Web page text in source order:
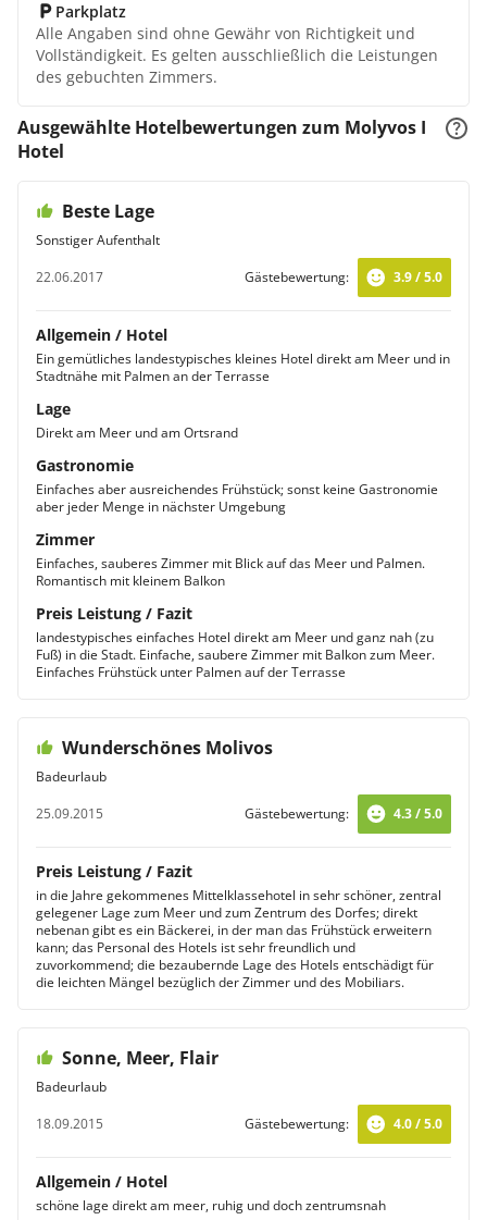
Parkplatz
Alle Angaben sind ohne Gewähr von Richtigkeit und
Vollständigkeit. Es gelten ausschließlich die Leistungen
des gebuchten Zimmers.
Ausgewählte Hotelbewertungen zum Molyvos I
Hotel
Beste Lage
Sonstiger Aufenthalt
22.06.2017
Gästebewertung: 3.9 / 5.0
Allgemein / Hotel
Ein gemütliches landestypisches kleines Hotel direkt am Meer und in
Stadtnähe mit Palmen an der Terrasse
Lage
Direkt am Meer und am Ortsrand
Gastronomie
Einfaches aber ausreichendes Frühstück; sonst keine Gastronomie
aber jeder Menge in nächster Umgebung
Zimmer
Einfaches, sauberes Zimmer mit Blick auf das Meer und Palmen.
Romantisch mit kleinem Balkon
Preis Leistung / Fazit
landestypisches einfaches Hotel direkt am Meer und ganz nah (zu
Fuß) in die Stadt. Einfache, saubere Zimmer mit Balkon zum Meer.
Einfaches Frühstück unter Palmen auf der Terrasse
Wunderschönes Molivos
Badeurlaub
25.09.2015
Gästebewertung: 4.3 / 5.0
Preis Leistung / Fazit
in die Jahre gekommenes Mittelklassehotel in sehr schöner, zentral
gelegener Lage zum Meer und zum Zentrum des Dorfes; direkt
nebenan gibt es ein Bäckerei, in der man das Frühstück erweitern
kann; das Personal des Hotels ist sehr freundlich und
zuvorkommend; die bezaubernde Lage des Hotels entschädigt für
die leichten Mängel bezüglich der Zimmer und des Mobiliars.
Sonne, Meer, Flair
Badeurlaub
18.09.2015
Gästebewertung: 4.0 / 5.0
Allgemein / Hotel
schöne lage direkt am meer, ruhig und doch zentrumsnah